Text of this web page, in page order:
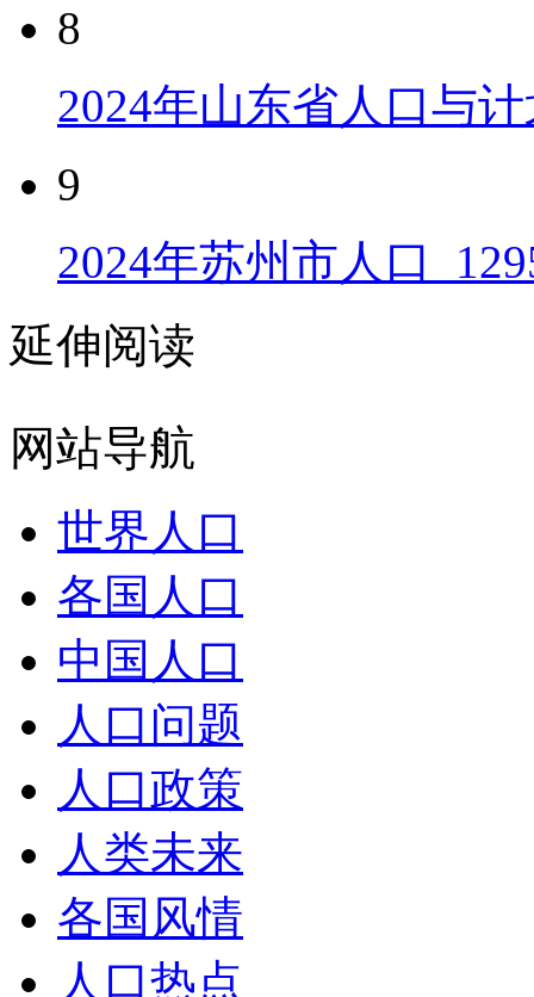
8
2024年山东省人口与
9
2024年苏州市人口
延伸阅读
网站导航
世界人口
各国人口
中国人口
人口问题
人口政策
人类未来
各国风情
人口热点